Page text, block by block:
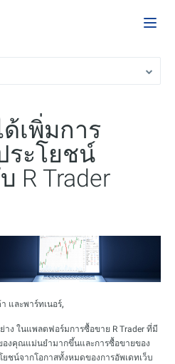
ด้เพิ่มการ
ะโยชน์
R Trader
และพาร์ทเนอร์,
าง ในแพลตฟอร์มการซื้อขาย R Trader ที่มี
องคุณแม่นยำมากขึ้นและการซื้อขายของ
ชน์จากโอกาสทั้งหมดของการอัพเดทเว็บ